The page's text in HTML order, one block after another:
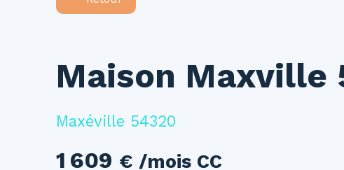
Maison Maxville
Maxéville 54320
1 609 € /mois CC